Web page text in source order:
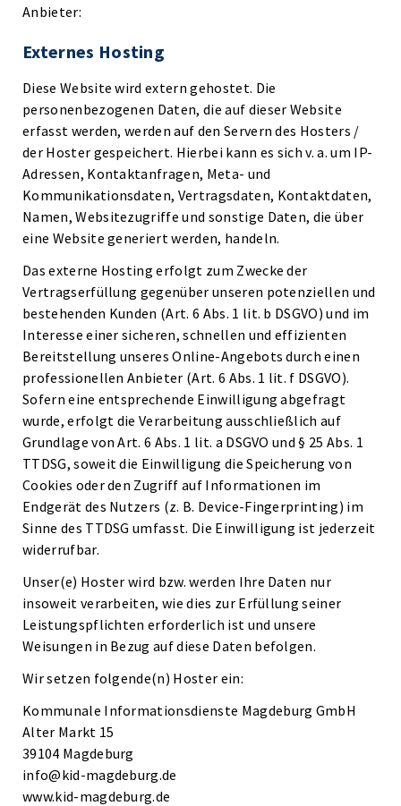
Anbieter:
Externes Hosting
Diese Website wird extern gehostet. Die
personenbezogenen Daten, die auf dieser Website
erfasst werden, werden auf den Servern des Hosters /
der Hoster gespeichert. Hierbei kann es sich v. a. um IP-
Adressen, Kontaktanfragen, Meta- und
Kommunikationsdaten, Vertragsdaten, Kontaktdaten,
Namen, Websitezugriffe und sonstige Daten, die über
eine Website generiert werden, handeln.
Das externe Hosting erfolgt zum Zwecke der
Vertragserfüllung gegenüber unseren potenziellen und
bestehenden Kunden (Art. 6 Abs. 1 lit. b DSGVO) und im
Interesse einer sicheren, schnellen und effizienten
Bereitstellung unseres Online-Angebots durch einen
professionellen Anbieter (Art. 6 Abs. 1 lit. f DSGVO).
Sofern eine entsprechende Einwilligung abgefragt
wurde, erfolgt die Verarbeitung ausschließlich auf
Grundlage von Art. 6 Abs. 1 lit. a DSGVO und § 25 Abs. 1
TTDSG, soweit die Einwilligung die Speicherung von
Cookies oder den Zugriff auf Informationen im
Endgerät des Nutzers (z. B. Device-Fingerprinting) im
Sinne des TTDSG umfasst. Die Einwilligung ist jederzeit
widerrufbar.
Unser(e) Hoster wird bzw. werden Ihre Daten nur
insoweit verarbeiten, wie dies zur Erfüllung seiner
Leistungspflichten erforderlich ist und unsere
Weisungen in Bezug auf diese Daten befolgen.
Wir setzen folgende(n) Hoster ein:
Kommunale Informationsdienste Magdeburg GmbH
Alter Markt 15
39104 Magdeburg
info@kid-magdeburg.de
www.kid-magdeburg.de